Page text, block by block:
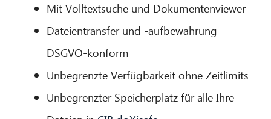
Mit Volltextsuche und Dokumentenviewer
Dateientransfer und -aufbewahrung
DSGVO-konform
Unbegrenzte Verfügbarkeit ohne Zeitlimits
Unbegrenzter Speicherplatz für alle Ihre